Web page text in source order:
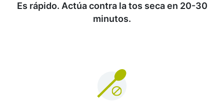
Es rápido. Actúa contra la tos seca en 20-30
minutos.